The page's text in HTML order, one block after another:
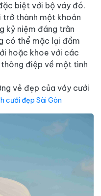
biệt với bộ váy đó.
thành một khoản
kỷ niệm đáng trân
có thể mặc lại đầm
hoặc khoe với các
điệp về một tình
vẻ đẹp của váy cưới
cưới đẹp Sài Gòn